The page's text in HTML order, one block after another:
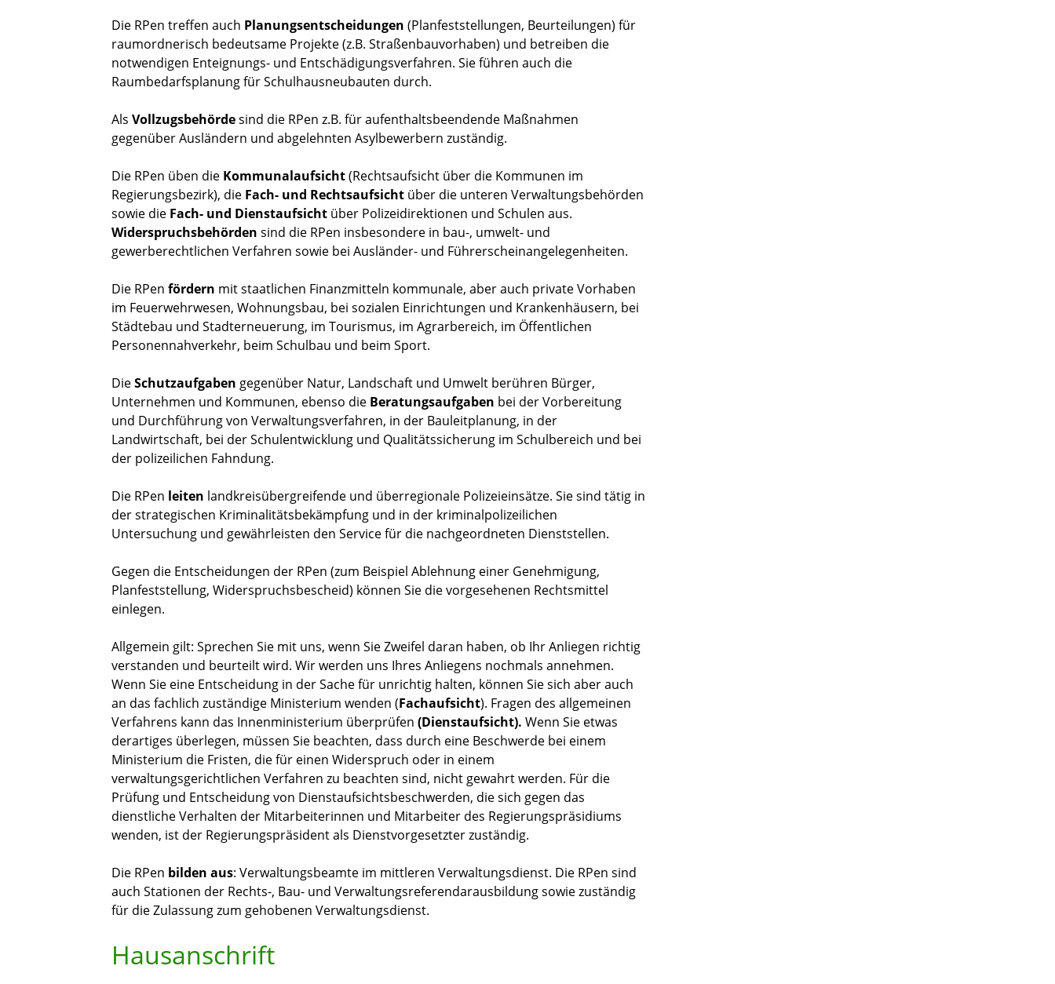
Die RPen treffen auch Planungsentscheidungen (Planfeststellungen, Beurteilungen) für
raumordnerisch bedeutsame Projekte (z.B. Straßenbauvorhaben) und betreiben die
notwendigen Enteignungs- und Entschädigungsverfahren. Sie führen auch die
Raumbedarfsplanung für Schulhausneubauten durch.
Als Vollzugsbehördesind die RPen z.B. für aufenthaltsbeendende Maßnahmen
gegenüber Ausländern und abgelehnten Asylbewerbern zuständig.
Die RPen üben die Kommunalaufsicht(Rechtsaufsicht über die Kommunen im
Regierungsbezirk), die Fach- und Rechtsaufsicht über die unteren Verwaltungsbehörden
sowie die Fach- und Dienstaufsicht über Polizeidirektionen und Schulen aus.
Widerspruchsbehörden sind die RPen insbesondere in bau-, umwelt- und
gewerberechtlichen Verfahren sowie bei Ausländer- und Führerscheinangelegenheiten.
Die RPen fördern mit staatlichen Finanzmitteln kommunale, aber auch private Vorhaben
im Feuerwehrwesen, Wohnungsbau, bei sozialen Einrichtungen und Krankenhäusern, bei
Städtebau und Stadterneuerung, im Tourismus, im Agrarbereich, im Öffentlichen
Personennahverkehr, beim Schulbau und beim Sport.
DieSchutzaufgaben gegenüber Natur, Landschaft und Umwelt berühren Bürger,
Unternehmen und Kommunen, ebenso die Beratungsaufgaben bei der Vorbereitung
und Durchführung von Verwaltungsverfahren, in der Bauleitplanung, in der
Landwirtschaft, bei der Schulentwicklung und Qualitätssicherung im Schulbereich und bei
der polizeilichen Fahndung.
Die RPen leiten landkreisübergreifende und überregionale Polizeieinsätze. Sie sind tätig in
der strategischen Kriminalitätsbekämpfung und in der kriminalpolizeilichen
Untersuchung und gewährleisten den Service für die nachgeordneten Dienststellen.
Gegen die Entscheidungen der RPen (zum Beispiel Ablehnung einer Genehmigung,
Planfeststellung, Widerspruchsbescheid) können Sie die vorgesehenen Rechtsmittel
einlegen.
Allgemein gilt: Sprechen Sie mit uns, wenn Sie Zweifel daran haben, ob Ihr Anliegen richtig
verstanden und beurteilt wird. Wir werden uns Ihres Anliegens nochmals annehmen.
Wenn Sie eine Entscheidung in der Sache für unrichtig halten, können Sie sich aber auch
an das fachlich zuständige Ministerium wenden (Fachaufsicht). Fragen des allgemeinen
Verfahrens kann das Innenministerium überprüfen (Dienstaufsicht). Wenn Sie etwas
derartiges überlegen, müssen Sie beachten, dass durch eine Beschwerde bei einem
Ministerium die Fristen, die für einen Widerspruch oder in einem
verwaltungsgerichtlichen Verfahren zu beachten sind, nicht gewahrt werden. Für die
Prüfung und Entscheidung von Dienstaufsichtsbeschwerden, die sich gegen das
dienstliche Verhalten der Mitarbeiterinnen und Mitarbeiter des Regierungspräsidiums
wenden, ist der Regierungspräsident als Dienstvorgesetzter zuständig.
Die RPen bilden aus: Verwaltungsbeamte im mittleren Verwaltungsdienst. Die RPen sind
auch Stationen der Rechts-, Bau- und Verwaltungsreferendarausbildung sowie zuständig
für die Zulassung zum gehobenen Verwaltungsdienst.
Hausanschrift